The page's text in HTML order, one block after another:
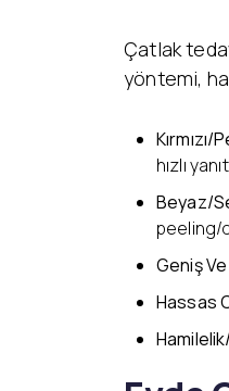
Çatlak
yöntemi,
hızlı
Beyaz/
peeling/
Geniş
Hassas